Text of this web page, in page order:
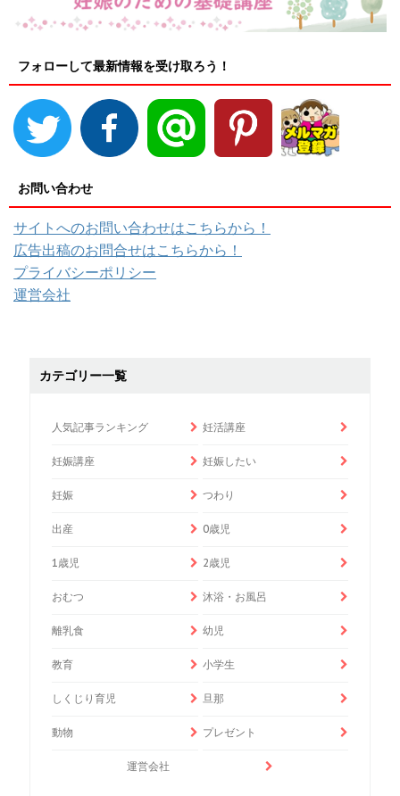
フォローして最新情報を受け取ろう！
お問い合わせ
サイトへのお問い合わせはこちらから！
広告出稿のお問合せはこちらから！
プライバシーポリシー
運営会社
カテゴリー一覧
人気記事ランキング 妊活講座
妊娠講座 妊娠したい
妊娠 つわり
出産 0歳児
1歳児 2歳児
おむつ 沐浴・お風呂
離乳食 幼児
教育 小学生
しくじり育児 旦那
動物 プレゼント
運営会社